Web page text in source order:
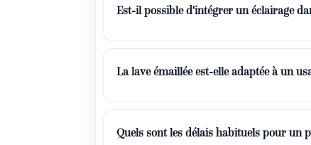
Est-il possible d'intégrer un éclairage
La lave émaillée est-elle adaptée à un
Quels sont les délais habituels pour un